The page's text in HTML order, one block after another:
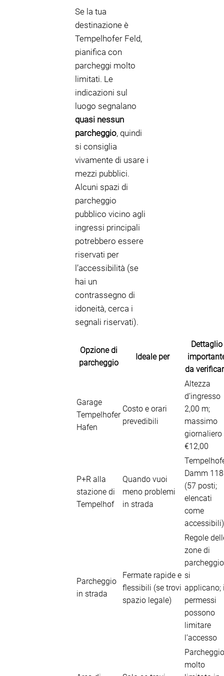
Se la tua
destinazione è
Tempelhofer Feld,
pianifica con
parcheggi molto
limitati. Le
indicazioni sul
luogo segnalano
quasi nessun
parcheggio, quindi
si consiglia
vivamente di usare i
mezzi pubblici.
Alcuni spazi di
parcheggio
pubblico vicino agli
ingressi principali
potrebbero essere
riservati per
l’accessibilità (se
hai un
contrassegno di
idoneità, cerca i
segnali riservati).
Opzione di
parcheggio
Ideale per
Dettaglio
da
Garage
Tempelhofer
Hafen
Costo e orari
prevedibili
Altezza
d’ingresso
2,00 m;
massimo
giornaliero
€12,00
P+R alla
stazione di
Tempelhof
Quando vuoi
meno problemi
in strada
Damm 118
(57 posti;
elencati
come
accessibili)
Parcheggio
in strada
Fermate rapide e
flessibili (se trovi
spazio legale)
Regole
zone di
parcheggio
si
applicano;
permessi
possono
limitare
l’accesso
Parcheggio
molto